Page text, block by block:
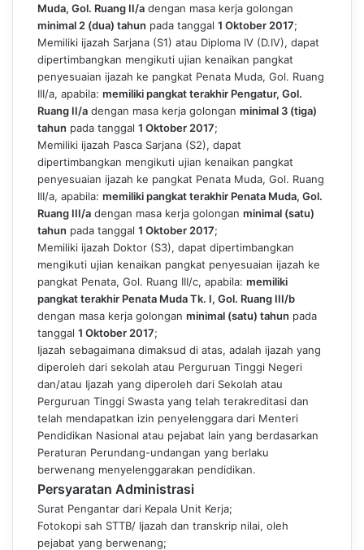
Muda, Gol. Ruang II/a dengan masa kerja golongan
minimal 2 (dua) tahun pada tanggal 1 Oktober 2017;
Memiliki ijazah Sarjana (S1) atau Diploma IV (D.IV), dapat
dipertimbangkan mengikuti ujian kenaikan pangkat
penyesuaian ijazah ke pangkat Penata Muda, Gol. Ruang
III/a, apabila: memiliki pangkat terakhir Pengatur, Gol.
Ruang II/a dengan masa kerja golongan minimal 3 (tiga)
tahun pada tanggal 1 Oktober 2017;
Memiliki ijazah Pasca Sarjana (S2), dapat
dipertimbangkan mengikuti ujian kenaikan pangkat
penyesuaian ijazah ke pangkat Penata Muda, Gol. Ruang
III/a, apabila: memiliki pangkat terakhir Penata Muda, Gol.
Ruang III/a dengan masa kerja golongan minimal (satu)
tahun pada tanggal 1 Oktober 2017;
Memiliki ijazah Doktor (S3), dapat dipertimbangkan
mengikuti ujian kenaikan pangkat penyesuaian ijazah ke
pangkat Penata, Gol. Ruang III/c, apabila: memiliki
pangkat terakhir Penata Muda Tk. I, Gol. Ruang III/b
dengan masa kerja golongan minimal (satu) tahun pada
tanggal 1 Oktober 2017;
Ijazah sebagaimana dimaksud di atas, adalah ijazah yang
diperoleh dari sekolah atau Perguruan Tinggi Negeri
dan/atau Ijazah yang diperoleh dari Sekolah atau
Perguruan Tinggi Swasta yang telah terakreditasi dan
telah mendapatkan izin penyelenggara dari Menteri
Pendidikan Nasional atau pejabat lain yang berdasarkan
Peraturan Perundang-undangan yang berlaku
berwenang menyelenggarakan pendidikan.
Persyaratan Administrasi
Surat Pengantar dari Kepala Unit Kerja;
Fotokopi sah STTB/ Ijazah dan transkrip nilai, oleh
pejabat yang berwenang;